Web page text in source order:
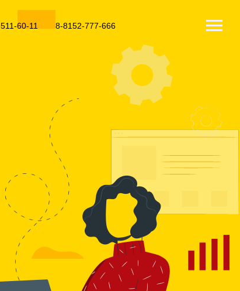
8-8152-777-666
60-11